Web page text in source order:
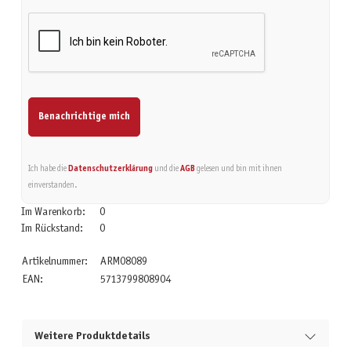
Benachrichtige mich
Ich habe die Datenschutzerklärungund die AGBgelesen und bin mit ihnen
einverstanden.
Im Warenkorb:
0
Im Rückstand:
0
Artikelnummer:
ARM08089
EAN:
5713799808904
Weitere Produktdetails